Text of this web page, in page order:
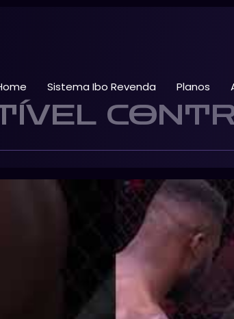
Sistema Ibo Revenda Planos